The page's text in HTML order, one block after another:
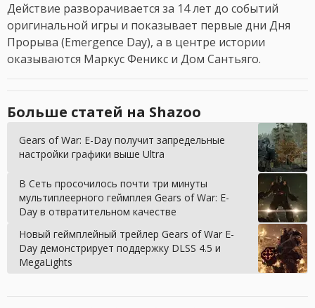
Действие разворачивается за 14 лет до событий
оригинальной игры и показывает первые дни Дня
Прорыва (Emergence Day), а в центре истории
оказываются Маркус Феникс и Дом Сантьяго.
Больше статей на Shazoo
Gears of War: E-Day получит запредельные
настройки графики выше Ultra
В Сеть просочилось почти три минуты
мультиплеерного геймплея Gears of War: E-
Day в отвратительном качестве
Новый геймплейный трейлер Gears of War E-
Day демонстрирует поддержку DLSS 4.5 и
MegaLights